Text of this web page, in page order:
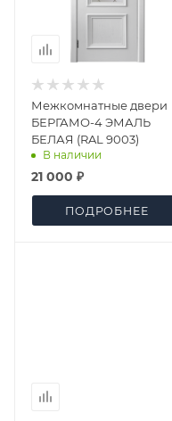
Межкомнатные двери
БЕРГАМО-4 ЭМАЛЬ
БЕЛАЯ (RAL 9003)
В наличии
21 000 ₽
ПОДРОБНЕЕ